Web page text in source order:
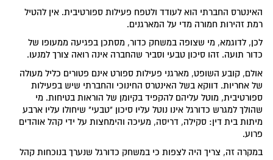
האינטרס החברתי הוא לעודד ולטפח פעילות ספורטיבית. אין להטיל
רמת זהירות חמורה מדי על המארגנים.
לכן, לדוגמא, מי שצופה במשחק כדור, מסתכן בפגיעה ממעופו של
כדור תועה. זהו סיכון טבעי וסביר שהחברה אינה רואה צורך למנעו.
אולם, קובע השופט, מארגני פעילות ספורט אינם פטורים כליל מעולה
של אחריות. דווקא בשל האינטרס החינוכי והחברתי שיש בפעילות
ספורטיבית, מוטל עליהם להקפיד בקיומן של הוראות בטיחות. מי
שהולך למגרש כדורגל אינו נוטל עליו סיכון "טבעי" שיחולו עליו ארבע
מיתות בית דין: סקילה, דריסה, מעיכה והימחצות על ידי קהל אוהדים
פרוע.
במקרה זה, צריך היה לצפות כי במשחק כדורגל שנערך בנוכחות קהל